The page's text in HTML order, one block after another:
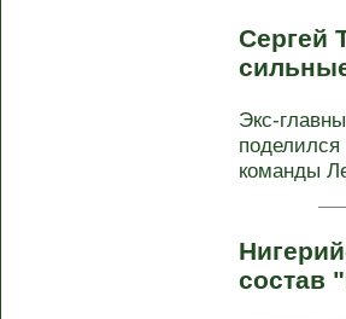
Сергей
Экс-
поделился
команды
состав